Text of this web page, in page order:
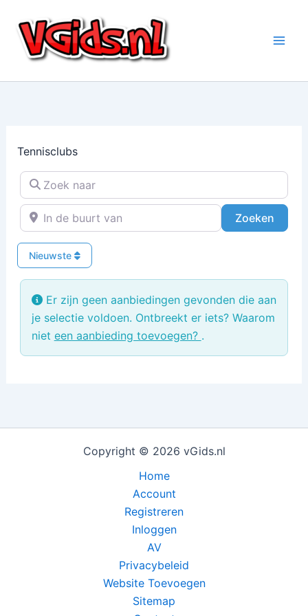
naar
inhoud
Tennisclubs
Zoek naar
In de buurt van
Zoeken
Nieuwste
Er zijn geen aanbiedingen gevonden die aan
je selectie voldoen. Ontbreekt er iets? Waarom
niet een aanbieding toevoegen? .
Copyright © 2026 vGids.nl
Home
Account
Registreren
Inloggen
AV
Privacybeleid
Website Toevoegen
Sitemap